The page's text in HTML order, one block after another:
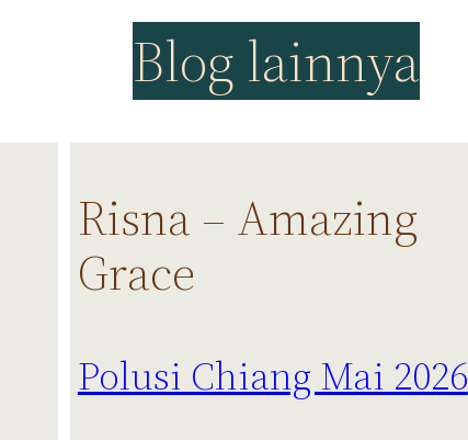
Blog lainnya
Risna – Amazing
Grace
Polusi Chiang Mai 2026